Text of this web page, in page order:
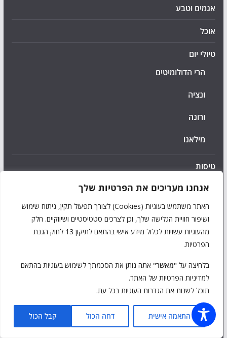
אנחנו מעריכים את הפרטיות שלך
האתר משתמש בעוגיות (Cookies) לצורך תפעול תקין, ניתוח שימוש
ושיפור חוויית הגלישה שלך, וכן לצרכים סטטיסטיים ושיווקיים. חלק
מהעוגיות עשויות לכלול מידע אישי בהתאם לתיקון 13 לחוק הגנת
הפרטיות.
בלחיצה על "מאשר" אתה נותן את הסכמתך לשימוש בעוגיות בהתאם
למדיניות הפרטיות של האתר.
תוכל לשנות את הגדרות העוגיות בכל עת.
התאמה אישית דחה הכול קבל הכול
אגמים וטבע
אוכל
טיולי יום
הרי הדולומיטים
ונציה
ורונה
מילאנו
טיסות
טיפים ומידע כללי
כללי
מלונות
עם ילדים
קניות
רכב והתניידות